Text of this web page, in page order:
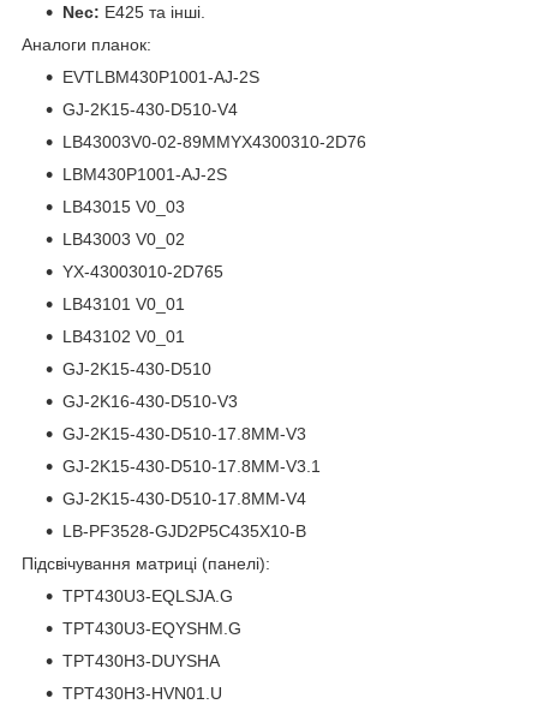
Nec: E425 та інші.
Аналоги планок:
EVTLBM430P1001-AJ-2S
GJ-2K15-430-D510-V4
LB43003V0-02-89MMYX4300310-2D76
LBM430P1001-AJ-2S
LB43015 V0_03
LB43003 V0_02
YX-43003010-2D765
LB43101 V0_01
LB43102 V0_01
GJ-2K15-430-D510
GJ-2K16-430-D510-V3
GJ-2K15-430-D510-17.8MM-V3
GJ-2K15-430-D510-17.8MM-V3.1
GJ-2K15-430-D510-17.8MM-V4
LB-PF3528-GJD2P5C435X10-B
Підсвічування матриці (панелі):
TPT430U3-EQLSJA.G
TPT430U3-EQYSHM.G
TPT430H3-DUYSHA
TPT430H3-HVN01.U